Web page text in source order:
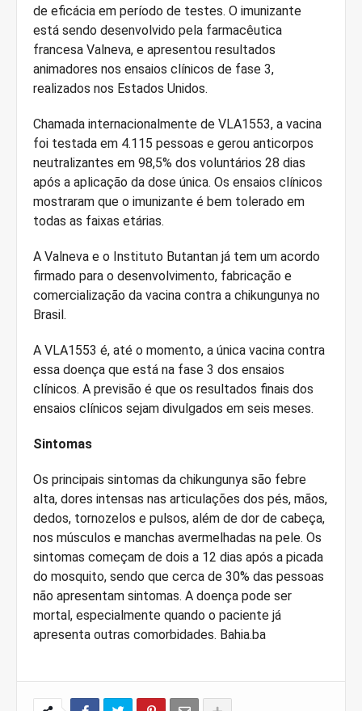
de eficácia em período de testes. O imunizante
está sendo desenvolvido pela farmacêutica
francesa Valneva, e apresentou resultados
animadores nos ensaios clínicos de fase 3,
realizados nos Estados Unidos.
Chamada internacionalmente de VLA1553, a vacina
foi testada em 4.115 pessoas e gerou anticorpos
neutralizantes em 98,5% dos voluntários 28 dias
após a aplicação da dose única. Os ensaios clínicos
mostraram que o imunizante é bem tolerado em
todas as faixas etárias.
A Valneva e o Instituto Butantan já tem um acordo
firmado para o desenvolvimento, fabricação e
comercialização da vacina contra a chikungunya no
Brasil.
A VLA1553 é, até o momento, a única vacina contra
essa doença que está na fase 3 dos ensaios
clínicos. A previsão é que os resultados finais dos
ensaios clínicos sejam divulgados em seis meses.
Sintomas
Os principais sintomas da chikungunya são febre
alta, dores intensas nas articulações dos pés, mãos,
dedos, tornozelos e pulsos, além de dor de cabeça,
nos músculos e manchas avermelhadas na pele. Os
sintomas começam de dois a 12 dias após a picada
do mosquito, sendo que cerca de 30% das pessoas
não apresentam sintomas. A doença pode ser
mortal, especialmente quando o paciente já
apresenta outras comorbidades. Bahia.ba